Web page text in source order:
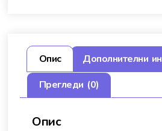
Опис
Дополнителни
Прегледи (0)
Опис